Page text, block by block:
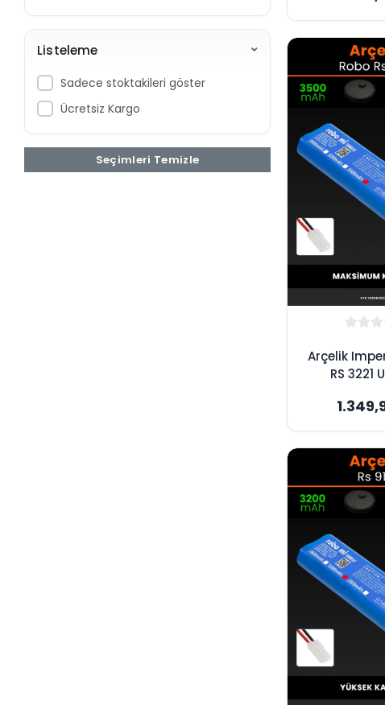
Listeleme
Sadece stoktakileri göster
Ücretsiz Kargo
Seçimleri Temizle
Yüksek
Arçelik
RS 3221
Süpürge